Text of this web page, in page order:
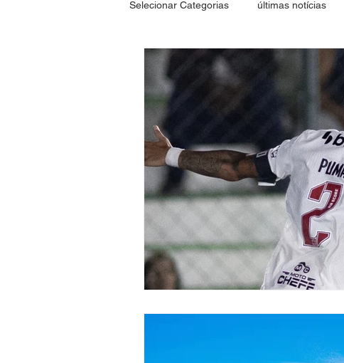
Selecionar Categorias últimas notícias
Esporte Saúde Política